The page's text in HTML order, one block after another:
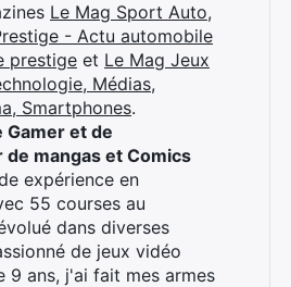
Le Mag Sport Auto,
- Actu automobile
prestige et Le Mag Jeux
Médias,
Smartphones.
Gamer et de
mangas et Comics
expérience en
55 courses au
dans diverses
de jeux vidéo
9 ans, j'ai fait mes armes